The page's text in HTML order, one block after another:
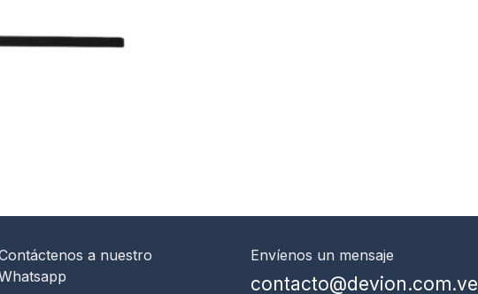
a nuestro
Envíenos un mensaje
contacto@devion.com.ve